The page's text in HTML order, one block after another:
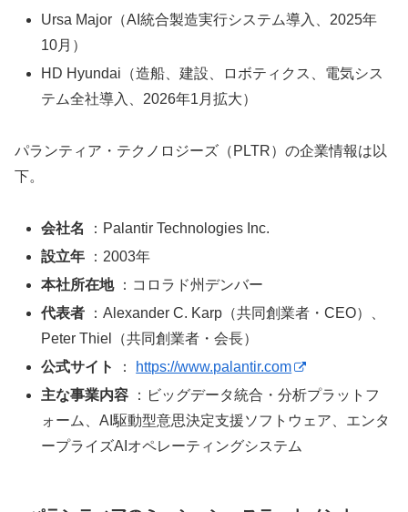
Ursa Major（AI統合製造実行システム導入、2025年
10月）
HD Hyundai（造船、建設、ロボティクス、電気シス
テム全社導入、2026年1月拡大）
パランティア・テクノロジーズ（PLTR）の企業情報は以
下。
会社名
：Palantir Technologies Inc.
設立年 ：2003年
本社所在地：コロラド州デンバー
代表者 ：Alexander C. Karp（共同創業者・CEO）、
Peter Thiel（共同創業者・会長）
公式サイト
：
https://www.palantir.com
主な事業内容 ：ビッグデータ統合・分析プラットフ
ォーム、AI駆動型意思決定支援ソフトウェア、エンタ
ープライズAIオペレーティングシステム